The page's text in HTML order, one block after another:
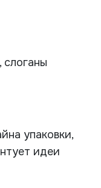
слоганы
упаковки,
идеи